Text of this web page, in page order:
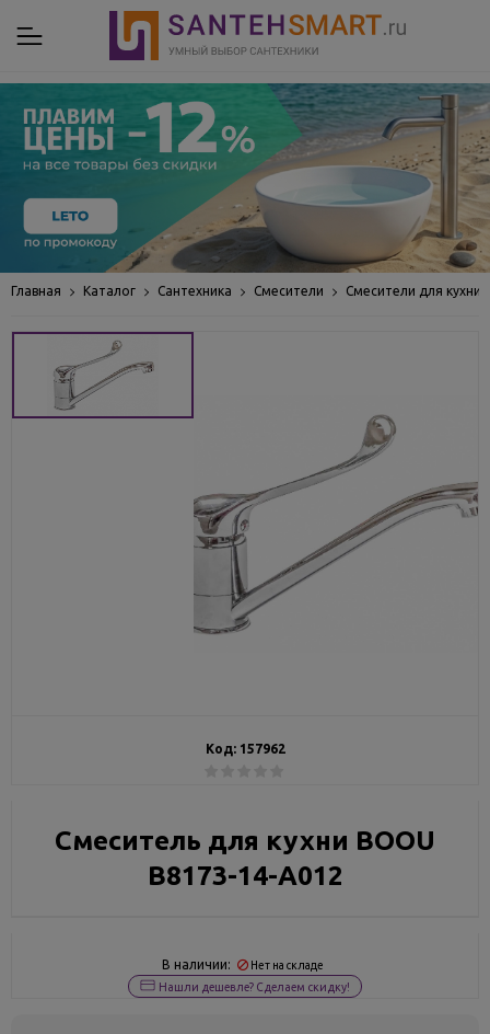
Главная Каталог Сантехника Смесители Смесители для кухни
Код: 157962
Смеситель для кухни BOOU
B8173-14-A012
В наличии: Нет на складе
Нашли дешевле? Сделаем скидку!